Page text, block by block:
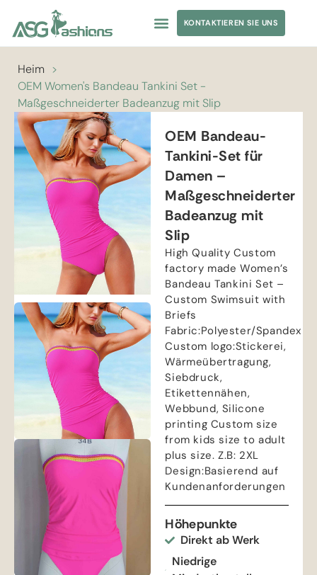
KONTAKTIEREN SIE UNS
Heim >
OEM Women's Bandeau Tankini Set -
Maßgeschneiderter Badeanzug mit Slip
OEM Bandeau-
Tankini-Set für
Damen –
Maßgeschneiderter
Badeanzug mit
Slip
High Quality Custom
factory made Women’s
Bandeau Tankini Set –
Custom Swimsuit with
Briefs
Fabric:Polyester/Spandex
Custom logo:Stickerei,
Wärmeübertragung,
Siebdruck,
Etikettennähen,
Webbund, Silicone
printing Custom size
from kids size to adult
plus size. Z.B: 2XL
Design:Basierend auf
Kundenanforderungen
Höhepunkte
Direkt ab Werk
Niedrige